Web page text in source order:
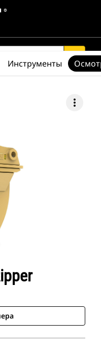
search
more_vert
Инструменты